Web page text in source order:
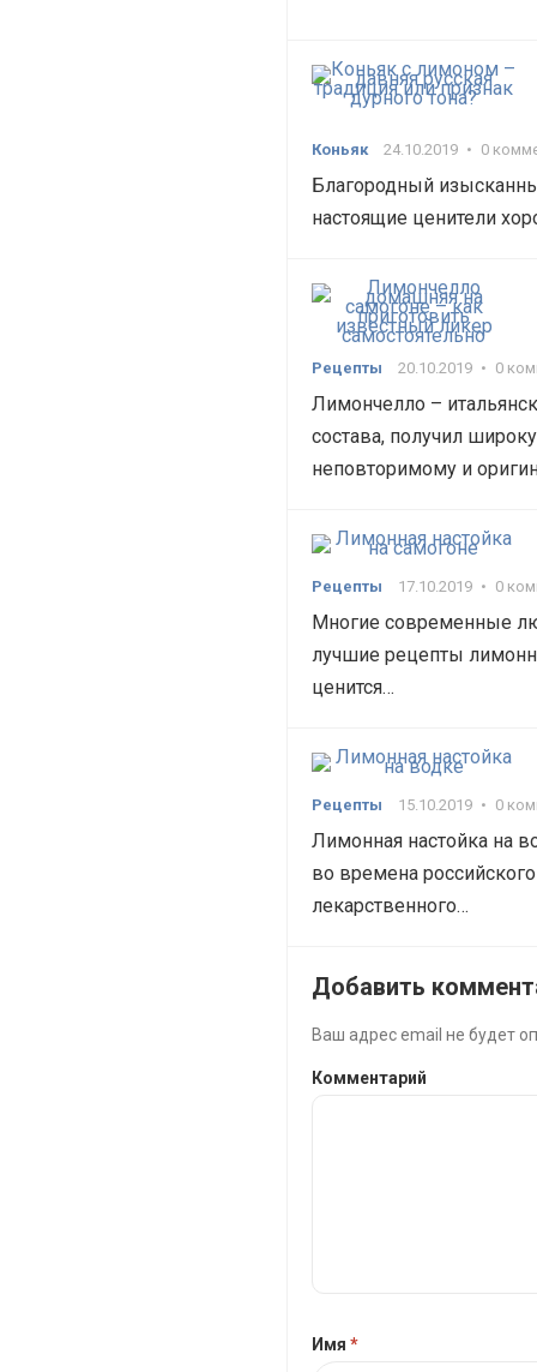
Коньяк 24.10.2019 • 0
Благородный
настоящие ценители
Рецепты 20.10.2019 • 0
Лимончелло –
состава, получил
неповторимому и
Рецепты 17.10.2019 • 0
Многие современные
лучшие рецепты
ценится…
Рецепты 15.10.2019 • 0
Лимонная настойка на
во времена
лекарственного…
Добавить
Ваш адрес email не будет
Комментарий
Имя *